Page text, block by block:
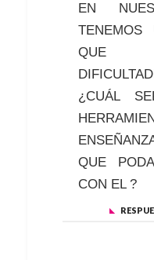
EN
TENEMOS
QUE
¿CUÁL
QUE
CON EL ?